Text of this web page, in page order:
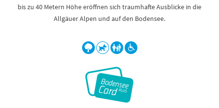
bis zu 40 Metern Höhe eröffnen sich traumhafte Ausblicke in die
Allgäuer Alpen und auf den Bodensee.